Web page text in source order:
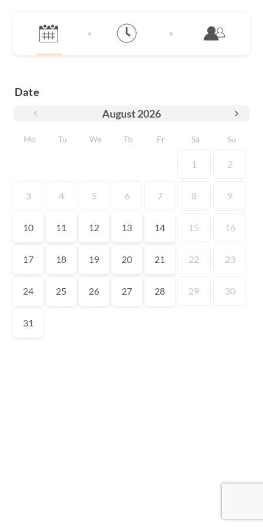
Date
August2026
Mo Tu We Th Fr Sa Su
1 2
3 4 5 6 7 8 9
10 11 12 13 14 15 16
17 18 19 20 21 22 23
24 25 26 27 28 29 30
31